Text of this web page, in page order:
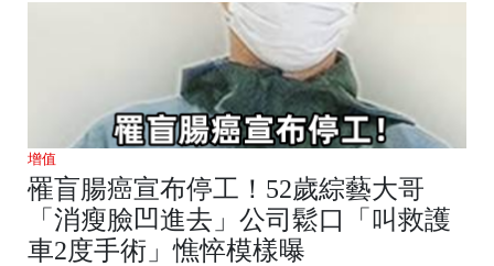
增值
罹盲腸癌宣布停工！52歲綜藝大哥
「消瘦臉凹進去」公司鬆口「叫救護
車2度手術」憔悴模樣曝